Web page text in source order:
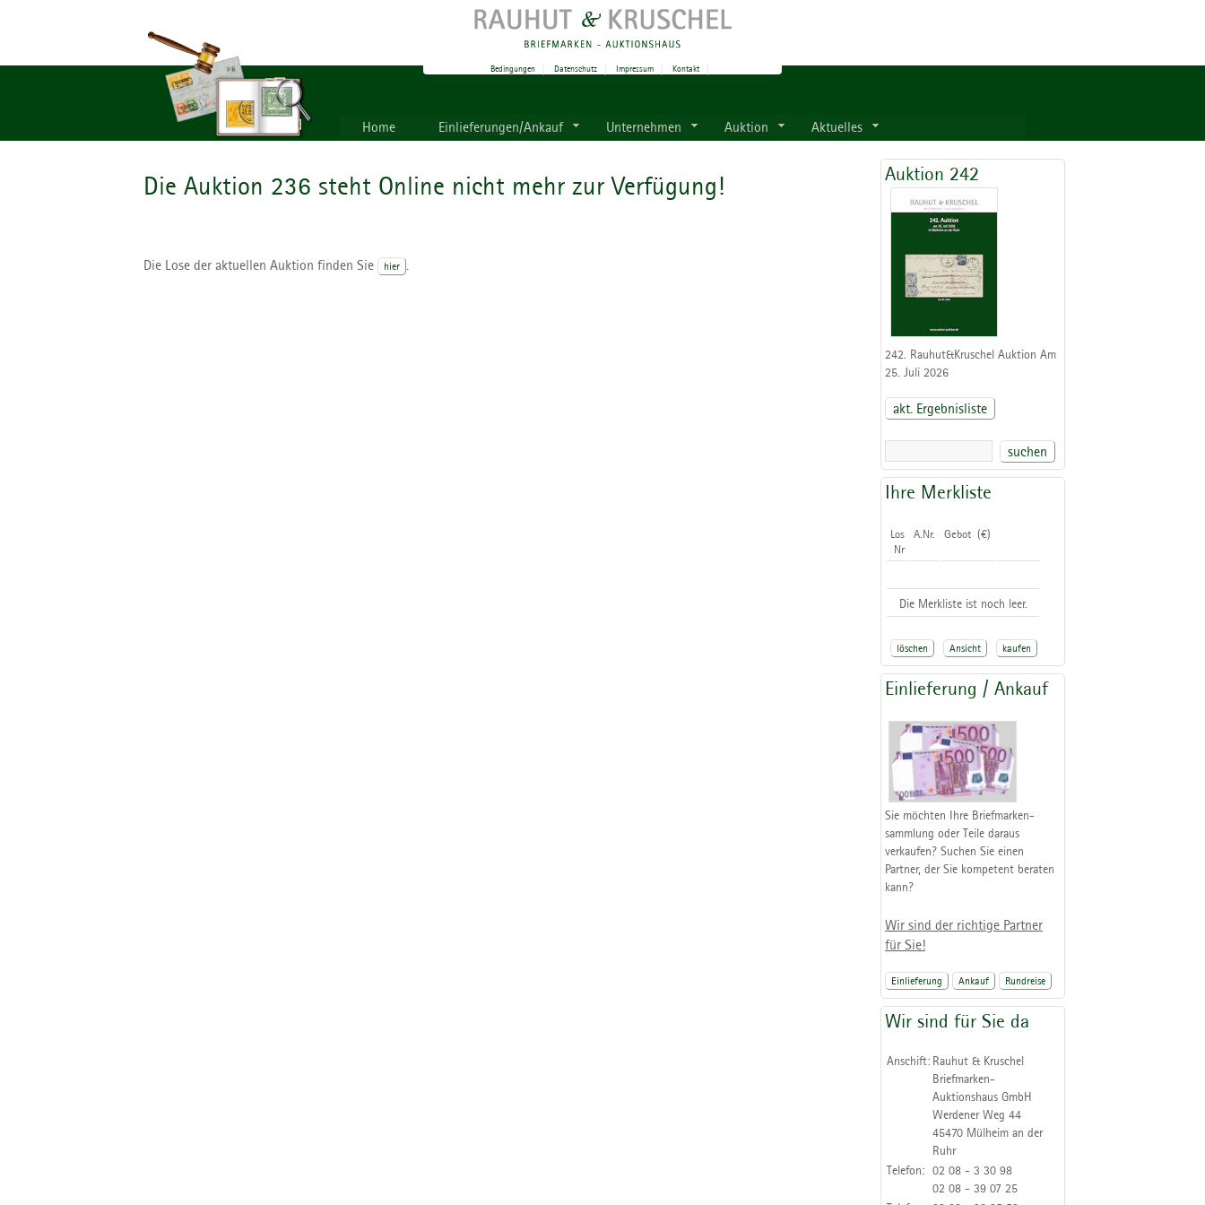
Bedingungen| Datenschutz| Impressum| Kontakt|
Home Einlieferungen/Ankauf Unternehmen Auktion Aktuelles
Die Auktion 236 steht Online nicht mehr zur Verfügung!
Die Lose der aktuellen Auktion finden Sie hier
Auktion 242
242. Rauhut&Kruschel Auktion Am
25. Juli 2026
akt. Ergebnisliste
suchen
Ihre Merkliste
Los
Nr
A.Nr. Gebot (€)
Die Merkliste ist noch leer.
löschen Ansicht kaufen
Einlieferung / Ankauf
Sie möchten Ihre Briefmarken-
sammlung oder Teile daraus
verkaufen? Suchen Sie einen
Partner, der Sie kompetent beraten
kann?
Wir sind der richtige Partner
für Sie!
Einlieferung Ankauf Rundreise
Wir sind für Sie da
Anschift: Rauhut & Kruschel
Briefmarken-
Auktionshaus GmbH
Werdener Weg 44
45470 Mülheim an der
Ruhr
Telefon: 02 08 - 3 30 98
02 08 - 39 07 25